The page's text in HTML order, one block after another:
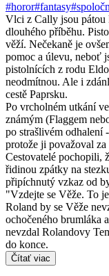
#horor#fantasy
Vlci z Cally jsou pátou
dlouhého příběhu.
věží. Nečekaně je
pomoc a úlevu, neboť
pistolnících z rodu
neodmítnou. Ale i
cestě Paprsku.
Po vrcholném utkání
známým (Flaggem
po strašlivém odhalení
protože ji považoval za
Cestovatelé pochopili,
řidinou zpátky na
připíchnutý vzkaz od
"Vzdejte se Věže. To
Roland by se Věže
ochočeného brumláka
nevzdal Rolandovy
do konce.
Čítať viac